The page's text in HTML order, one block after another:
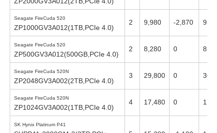
Seagate FireCuda 520
ZP1000GV3A012(1TB,PCIe 4.0)
2 9,980 -2,870
Seagate FireCuda 520
ZP500GV3A012(500GB,PCIe 4.0)
2 8,280 0
Seagate FireCuda 520N
ZP2048GV3A002(2TB,PCIe 4.0)
3 29,800 0
Seagate FireCuda 520N
ZP1024GV3A002(1TB,PCIe 4.0)
4 17,480 0
SK Hynix Platinum P41